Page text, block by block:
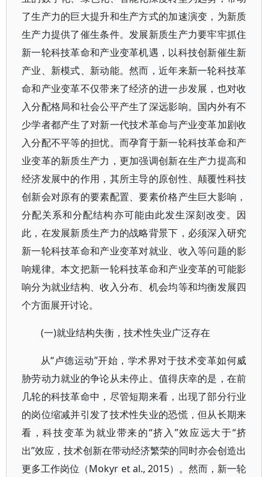
了生产力的巨大提升和生产方式的加速演变，为新质
生产力提供了催生条件。发展新质生产力要牢牢抓住
新一轮科技革命和产业变革机遇，以科技创新催生新
产业、新模式、新动能。然而，近年来新一轮科技革
命和产业变革不仅带来了经济的进一步发展，也对收
入分配格局和社会公平产生了深远影响。国内外有不
少学者都产生了对新一代技术革命与产业变革加剧收
入分配不平等的担忧。而孕育于新一轮科技革命和产
业变革的新质生产力，更加强调创新在生产力提高和
经济发展中的作用，其所主导的原创性、颠覆性科技
创新会对原有的要素配置、要素价格产生巨大影响，
分配关系和分配结构亦可能由此发生深刻改变。因
此，在发展新质生产力的战略背景下，必须深入研究
新一轮科技革命和产业变革对就业、收入等问题的影
响规律。本文把新一轮科技革命和产业变革的可能影
响分为就业结构、收入分布、机会均等和均衡发展四
个方面展开讨论。
(一)就业结构失衡，技术性失业广泛存在
从“卢德运动”开始，学术界对于技术变革如何威
胁劳动力就业的争论从未停止。值得庆幸的是，在前
几轮的科技革命中，尽管短期来看，出现了部分行业
的岗位缩减并引发了技术性失业的恐慌，但从长期来
看，科技变革为就业带来的“挤入”效应远大于“挤
出”效应，技术创新在带动经济繁荣的同时亦会创造出
更多工作岗位（Mokyr et al., 2015）。然而，新一轮